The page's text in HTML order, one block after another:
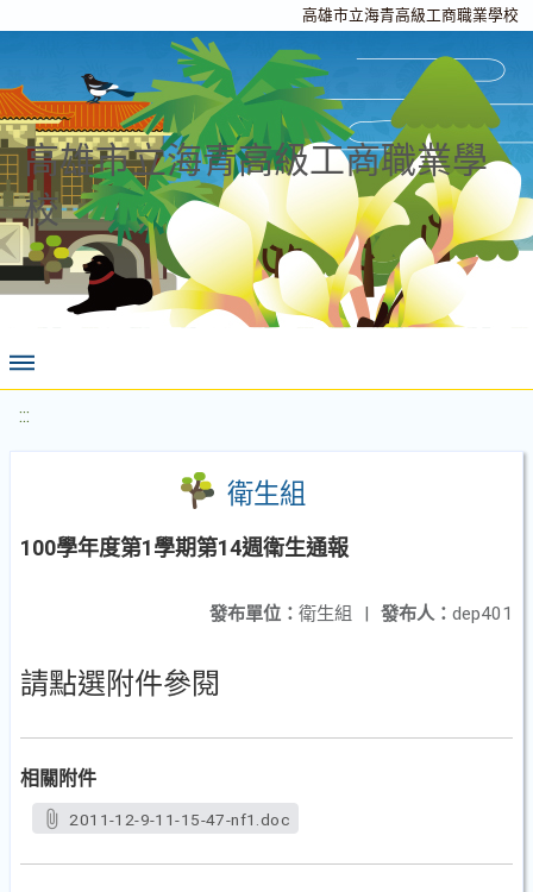
高雄市立海青高級工商職業學校
高雄市立海青高級工商職業學
校
:::
衛生組
100學年度第1學期第14週衛生通報
發布人： dep401
發布單位： 衛生組 |
請點選附件參閱
相關附件
2011-12-9-11-15-47-nf1.doc